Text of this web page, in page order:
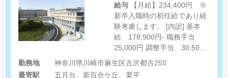
給与
新卒入職時の初任給であり経
験考慮します。 [内訳] 基本
給 178,900円- 職務手当
25,000円 調整手当 30,500
円 [その他手当] 住宅手当 上
限21,000円/月) 家族手当 等
勤務地
神奈川県川崎市麻生区古沢都古255
最寄駅
五月台、新百合ケ丘、栗平